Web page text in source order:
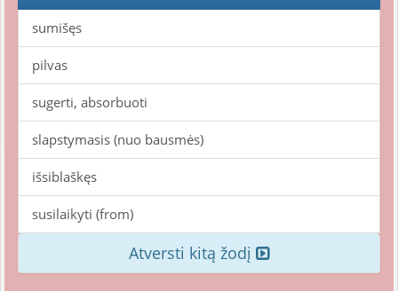
sumišęs
pilvas
sugerti, absorbuoti
slapstymasis (nuo bausmės)
išsiblaškęs
susilaikyti (from)
Atversti kitą žodį